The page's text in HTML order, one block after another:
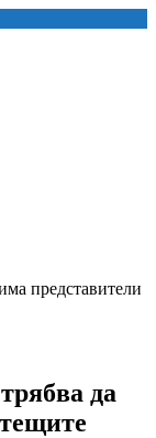
представители
да